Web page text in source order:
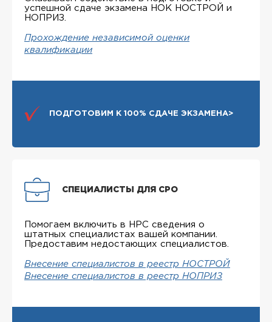
успешной сдаче экзамена НОК НОСТРОЙ и
НОПРИЗ.
Прохождение независимой оценки
квалификации
ПОДГОТОВИМ К 100% СДАЧЕ ЭКЗАМЕНА>
СПЕЦИАЛИСТЫ ДЛЯ СРО
Помогаем включить в НРС сведения о
штатных специалистах вашей компании.
Предоставим недостающих специалистов.
Внесение специалистов в реестр НОСТРОЙ
Внесение специалистов в реестр НОПРИЗ